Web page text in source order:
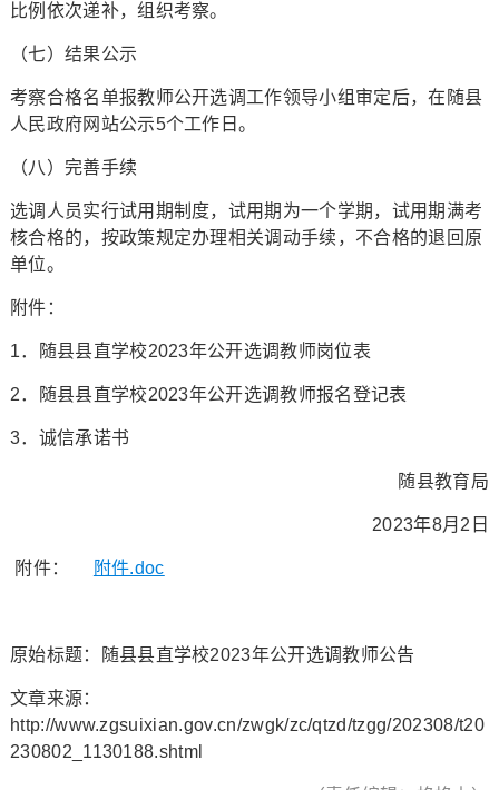
比例依次递补，组织考察。
（七）结果公示
考察合格名单报教师公开选调工作领导小组审定后，在随县
人民政府网站公示5个工作日。
（八）完善手续
选调人员实行试用期制度，试用期为一个学期，试用期满考
核合格的，按政策规定办理相关调动手续，不合格的退回原
单位。
附件：
1．随县县直学校2023年公开选调教师岗位表
2．随县县直学校2023年公开选调教师报名登记表
3．诚信承诺书
随县教育局
2023年8月2日
附件： 附件.doc
原始标题：随县县直学校2023年公开选调教师公告
文章来源：
http://www.zgsuixian.gov.cn/zwgk/zc/qtzd/tzgg/202308/t20
230802_1130188.shtml